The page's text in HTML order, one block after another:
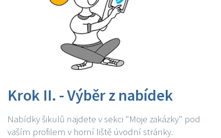
Krok II. - Výběr z nabídek
Nabídky šikulů najdete v sekci "Moje zakázky" pod
vaším profilem v horní liště úvodní stránky.